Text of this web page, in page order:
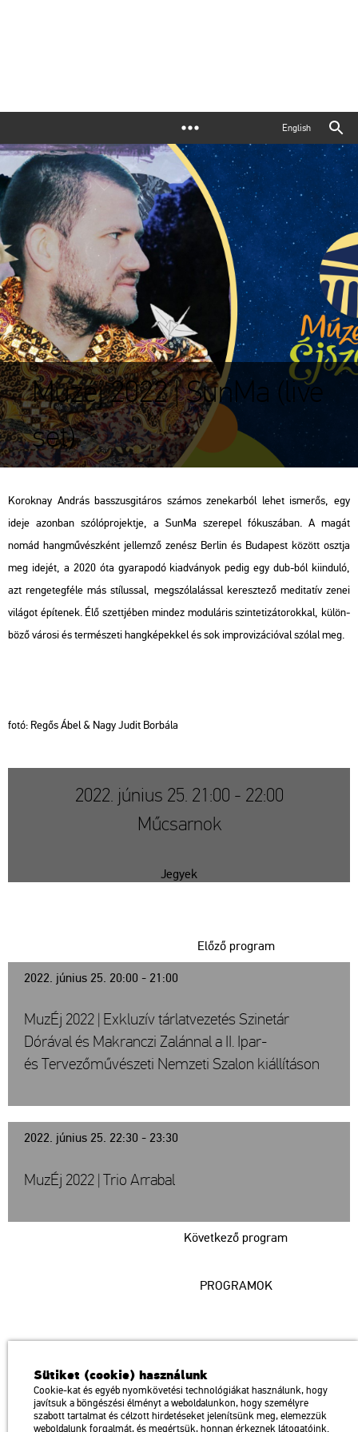
English
Muzéj 2022 | SunMa (live
set)
Ko­rok­nay And­rás basszus­gi­tá­ros szá­mos ze­ne­kar­ból lehet is­me­rős, egy
ideje azon­ban szó­ló­pro­jekt­je, a SunMa sze­re­pel fó­ku­szá­ban. A magát
nomád hang­mű­vész­ként jel­lem­ző ze­nész Ber­lin és Bu­da­pest kö­zött oszt­ja
meg ide­jét, a 2020 óta gya­ra­po­dó ki­ad­vá­nyok pedig egy dub-ból ki­in­du­ló,
azt ren­ge­teg­fé­le más stí­lus­sal, meg­szó­la­lás­sal ke­resz­te­ző me­di­ta­tív zenei
vi­lá­got épí­te­nek. Élő szett­jé­ben mind­ez mo­du­lá­ris szin­te­ti­zá­to­rok­kal, kü­lön­
bö­ző vá­ro­si és ter­mé­sze­ti hang­ké­pek­kel és sok imp­ro­vi­zá­ci­ó­val szó­lal meg.
fotó: Regős Ábel & Nagy Judit Bor­bá­la
2022. június 25. 21:00 - 22:00
Műcsarnok
Jegyek
2022. június 25. 20:00 - 21:00
Előző program
MuzÉj 2022 | Exkluzív tárlatvezetés Szinetár
Dórával és Makranczi Zalánnal a II. Ipar-
és Tervezőművészeti Nemzeti Szalon kiállításon
2022. június 25. 22:30 - 23:30
Következő program
MuzÉj 2022 | Trio Arrabal
PROGRAMOK
a Magyar Művészeti Akadémia intézménye
1146 Budapest, Dózsa György út 37.
Megközelíthető: Millenniumi Földalatti Vasút – Hősök tere megállótérkép
Sütiket (cookie) használunk
Cookie-kat és egyéb nyomkövetési technológiákat használunk, hogy
javítsuk a böngészési élményt a weboldalunkon, hogy személyre
szabott tartalmat és célzott hirdetéseket jelenítsünk meg, elemezzük
weboldalunk forgalmát, és megértsük, honnan érkeznek látogatóink.